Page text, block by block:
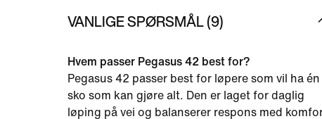
VANLIGE SPØRSMÅL (9)
Hvem passer Pegasus 42 best for?
Pegasus 42 passer best for løpere som vil ha én
sko som kan gjøre alt. Den er laget for daglig
løping på vei og balanserer respons med